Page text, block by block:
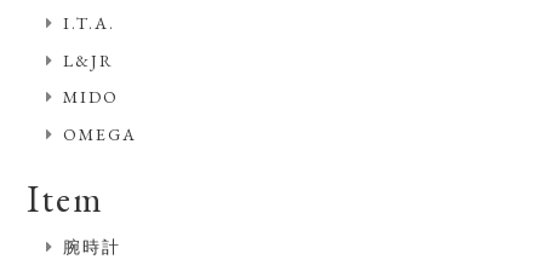
I.T.A.
L&JR
MIDO
OMEGA
Item
腕時計